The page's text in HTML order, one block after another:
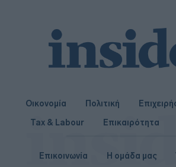
Οικονομία Πολιτική
Tax & Labour
Επικαιρότητα
Επικοινωνία Η ομάδα μας